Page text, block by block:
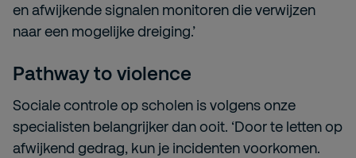
en afwijkende signalen monitoren die verwijzen
naar een mogelijke dreiging.’
Pathway to violence
Sociale controle op scholen is volgens onze
specialisten belangrijker dan ooit. ‘Door te letten op
afwijkend gedrag, kun je incidenten voorkomen.